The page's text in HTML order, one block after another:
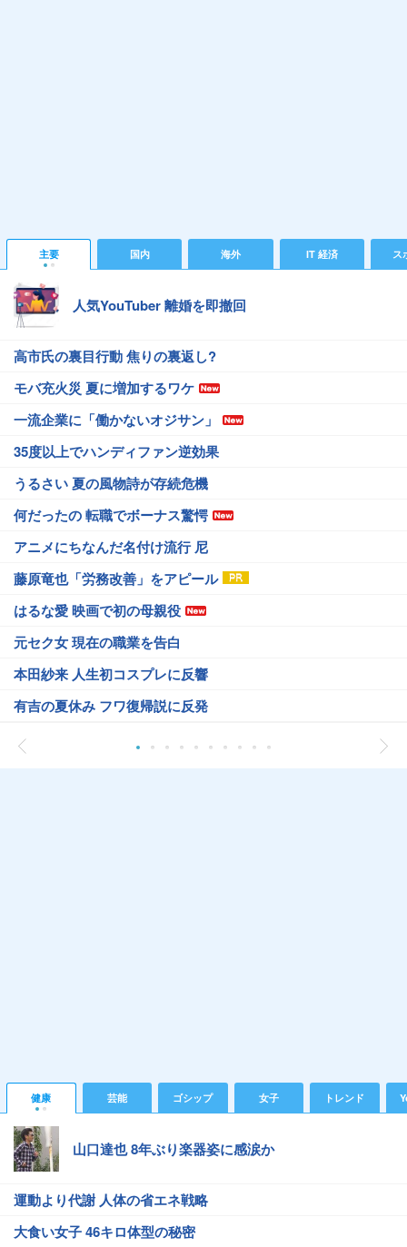
主要 国内 海外 IT 経済 ス
人気YouTuber 離婚を即撤回
高市氏の裏目行動 焦りの裏返し?
モバ充火災 夏に増加するワケ
一流企業に「働かないオジサン」
35度以上でハンディファン逆効果
うるさい 夏の風物詩が存続危機
何だったの 転職でボーナス驚愕
アニメにちなんだ名付け流行 尼
藤原竜也「労務改善」をアピール
はるな愛 映画で初の母親役
元セク女 現在の職業を告白
本田紗来 人生初コスプレに反響
有吉の夏休み フワ復帰説に反発
健康 芸能 ゴシップ 女子 トレンド
山口達也 8年ぶり楽器姿に感涙か
運動より代謝 人体の省エネ戦略
大食い女子 46キロ体型の秘密